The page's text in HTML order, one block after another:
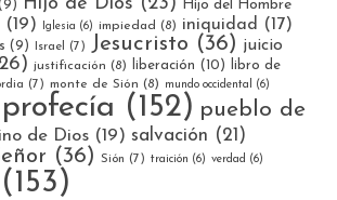
Hijo del Hombre
(19) Iglesia (6) impiedad (8) iniquidad (17)
(9) Israel (7) Jesucristo (36) juicio
justificación (8) liberación (10)
libro de
(7) monte de Sión (8) mundo occidental (6)
profecía (152) pueblo de
de Dios (19) salvación (21)
(36) Sión (7) traición (6) verdad (6)
(153)